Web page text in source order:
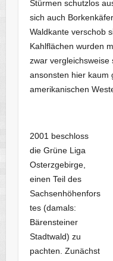
Stürmen schutzlos
sich auch
Waldkante verschob
Kahlflächen wurden
zwar
ansonsten hier kaum
amerikanischen
2001 beschloss
die Grüne Liga
Osterzgebirge,
einen Teil des
Sachsenhöhenfors
tes (damals:
Bärensteiner
Stadtwald) zu
pachten. Zunächst